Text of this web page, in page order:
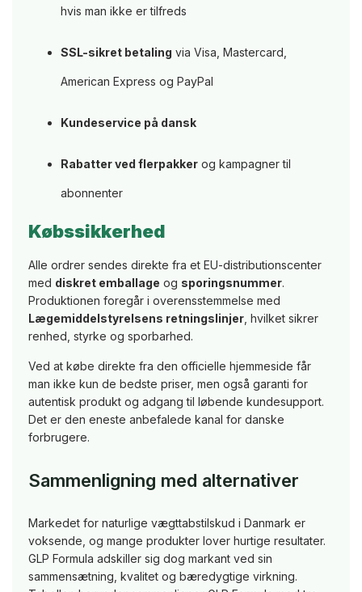
hvis man ikke er tilfreds
SSL-sikret betaling via Visa, Mastercard,
American Express og PayPal
Kundeservice på dansk
Rabatter ved flerpakker og kampagner til
abonnenter
Købssikkerhed
Alle ordrer sendes direkte fra et EU-distributionscenter
med diskret emballage og sporingsnummer.
Produktionen foregår i overensstemmelse med
Lægemiddelstyrelsens retningslinjer , hvilket sikrer
renhed, styrke og sporbarhed.
Ved at købe direkte fra den officielle hjemmeside får
man ikke kun de bedste priser, men også garanti for
autentisk produkt og adgang til løbende kundesupport.
Det er den eneste anbefalede kanal for danske
forbrugere.
Sammenligning med alternativer
Markedet for naturlige vægttabstilskud i Danmark er
voksende, og mange produkter lover hurtige resultater.
GLP Formula adskiller sig dog markant ved sin
sammensætning, kvalitet og bæredygtige virkning.